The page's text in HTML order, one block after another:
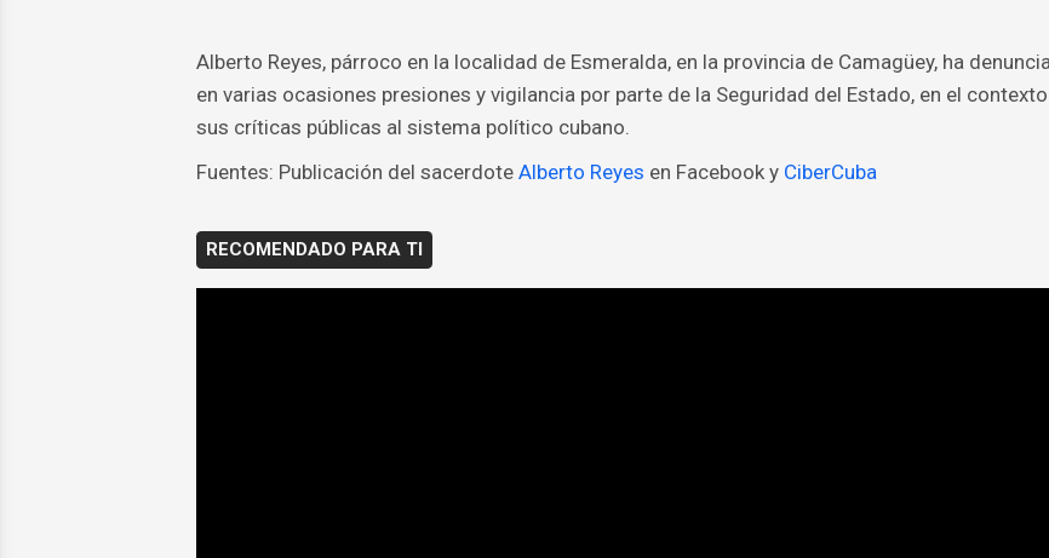
Alberto Reyes, párroco en la localidad de Esmeralda, en la provincia de Camagüey, ha
en varias ocasiones presiones y vigilancia por parte de la Seguridad del Estado, en el
sus críticas públicas al sistema político cubano.
Fuentes: Publicación del sacerdote Alberto Reyes en Facebook y CiberCuba
RECOMENDADO PARA TI